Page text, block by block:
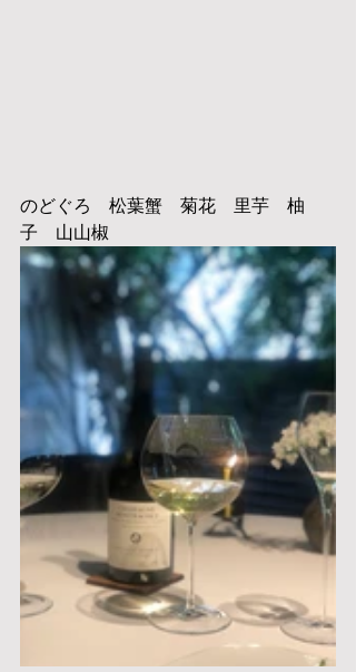
のどぐろ　松葉蟹　菊花　里芋　柚
子　山山椒